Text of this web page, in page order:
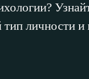
тип личности